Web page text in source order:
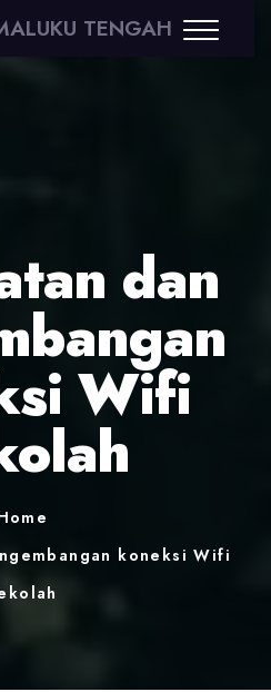
TENGAH
dan
Wifi
koneksi Wifi